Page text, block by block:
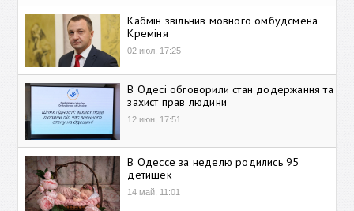
Кабмін звільнив мовного омбудсмена
Креміня
02 июл, 17:25
В Одесі обговорили стан додержання та
захист прав людини
12 июн, 17:51
В Одессе за неделю родились 95
детишек
14 май, 11:01